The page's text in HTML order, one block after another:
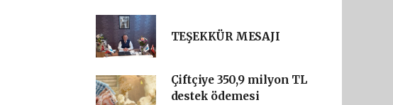
TEŞEKKÜR MESAJI
Çiftçiye 350,9 milyon TL
destek ödemesi